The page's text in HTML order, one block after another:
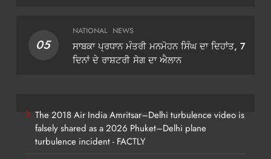
05
NATIONAL NEWS
ਸਾਬਕਾ ਪ੍ਰਧਾਨ ਮੰਤਰੀ ਮਨਮੋਹਨ ਸਿੰਘ ਦਾ ਦਿਹਾਂਤ, 7
ਦਿਨਾਂ ਦੇ ਰਾਸ਼ਟਰੀ ਸੋਗ ਦਾ ਐਲਾਨ
The 2018 Air India Amritsar–Delhi turbulence video is
falsely shared as a 2026 Phuket–Delhi plane
turbulence incident - FACTLY